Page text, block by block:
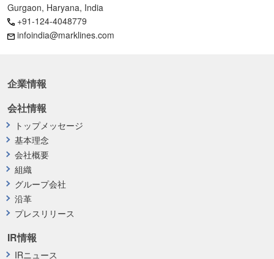
Gurgaon, Haryana, India
+91-124-4048779
infoindia@marklines.com
企業情報
会社情報
トップメッセージ
基本理念
会社概要
組織
グループ会社
沿革
プレスリリース
IR情報
IRニュース